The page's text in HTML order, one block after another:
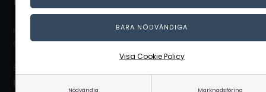
Nödvändig Marknadsföring
Visa Cookie Policy
Hör av dig till vår kundservice som gärna hjälper dig och
svarar på dina frågor.
Skicka ett mail på:
info@linaa.se